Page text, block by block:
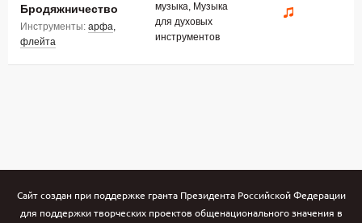
Бродяжничество
Инструменты: арфа,
флейта
музыка, Музыка
для духовых
инструментов
Сайт создан при поддержке гранта Президента Российской Федерации
для поддержки творческих проектов общенационального значения в